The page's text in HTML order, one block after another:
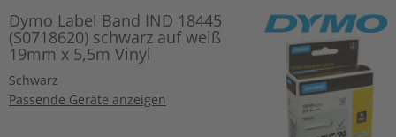
Dymo Label Band IND 18445
(S0718620) schwarz auf weiß
19mm x 5,5m Vinyl
Schwarz
Passende Geräte anzeigen